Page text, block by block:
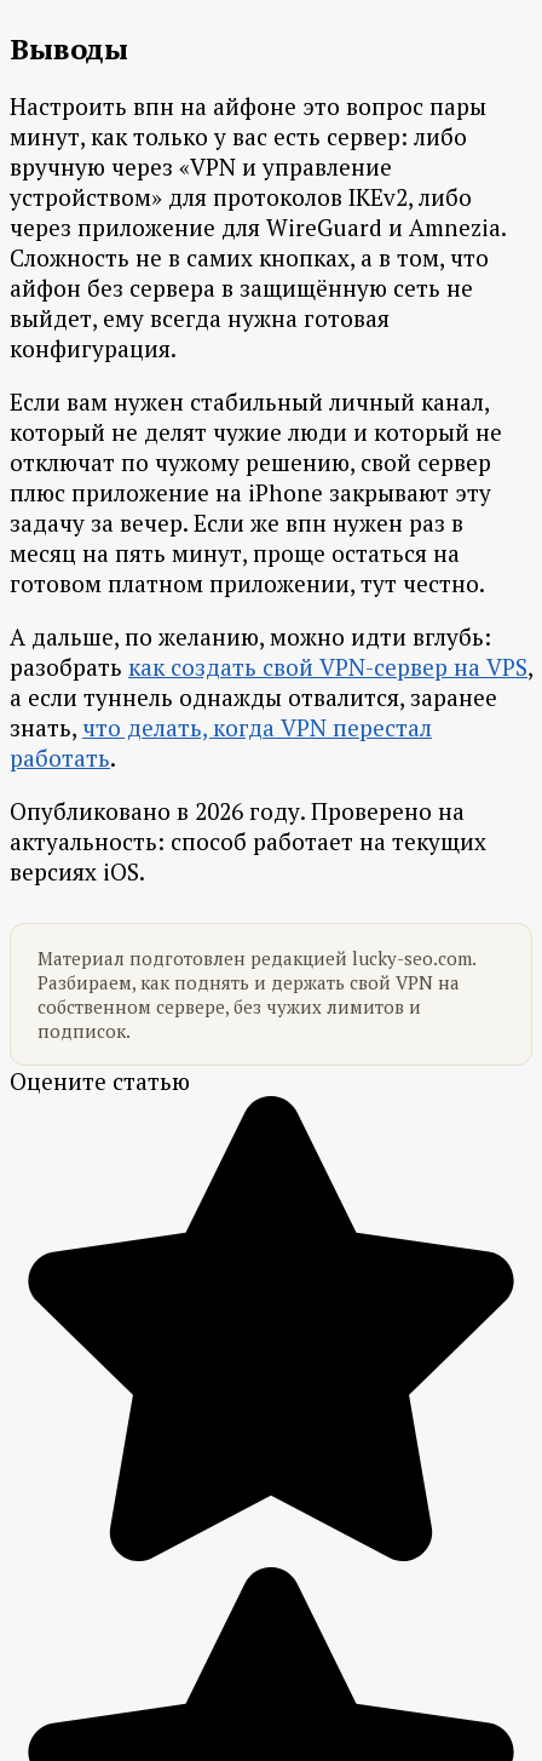
Выводы
Настроить впн на айфоне это вопрос пары
минут, как только у вас есть сервер: либо
вручную через «VPN и управление
устройством» для протоколов IKEv2, либо
через приложение для WireGuard и Amnezia.
Сложность не в самих кнопках, а в том, что
айфон без сервера в защищённую сеть не
выйдет, ему всегда нужна готовая
конфигурация.
Если вам нужен стабильный личный канал,
который не делят чужие люди и который не
отключат по чужому решению, свой сервер
плюс приложение на iPhone закрывают эту
задачу за вечер. Если же впн нужен раз в
месяц на пять минут, проще остаться на
готовом платном приложении, тут честно.
А дальше, по желанию, можно идти вглубь:
разобрать как создать свой VPN-сервер на VPS,
а если туннель однажды отвалится, заранее
знать, что делать, когда VPN перестал
работать.
Опубликовано в 2026 году. Проверено на
актуальность: способ работает на текущих
версиях iOS.
Материал подготовлен редакцией lucky-seo.com.
Разбираем, как поднять и держать свой VPN на
собственном сервере, без чужих лимитов и
подписок.
Оцените статью